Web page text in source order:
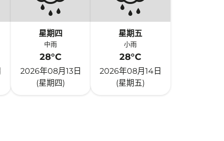
星期四
中雨
28°C
2026年08月13日
(星期四)
星期五
小雨
28°C
2026年08月14日
(星期五)